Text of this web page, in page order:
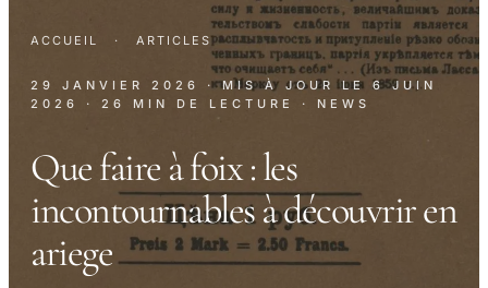
ACCUEIL · ARTICLES
29 JANVIER 2026 · MIS À JOUR LE 6 JUIN
2026
· 26 MIN DE LECTURE · NEWS
Que faire à foix : les
incontournables à découvrir en
ariege